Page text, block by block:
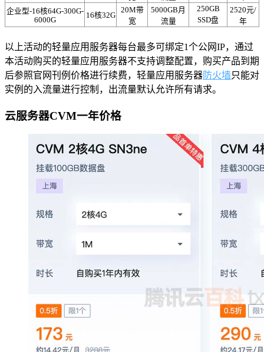
企业型-16核64G-300G-
6000G
16核32G
20M带
宽
5000GB月
流量
250GB
SSD盘
2520元/
年
以上活动的轻量应用服务器每台最多可绑定1个公网IP，通过
本活动购买的轻量应用服务器不支持调整配置，购买产品到期
后参照官网刊例价格进行续费，轻量应用服务器防火墙只能对
实例的入流量进行控制，出流量默认允许所有请求。
云服务器CVM一年价格